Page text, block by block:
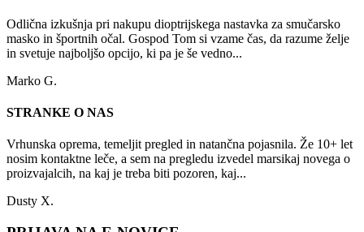
Odlična izkušnja pri nakupu dioptrijskega nastavka za smučarsko
masko in športnih očal. Gospod Tom si vzame čas, da razume želje
in svetuje najboljšo opcijo, ki pa je še vedno...
Marko G.
STRANKE O NAS
Vrhunska oprema, temeljit pregled in natančna pojasnila. Že 10+ let
nosim kontaktne leče, a sem na pregledu izvedel marsikaj novega o
proizvajalcih, na kaj je treba biti pozoren, kaj...
Dusty X.